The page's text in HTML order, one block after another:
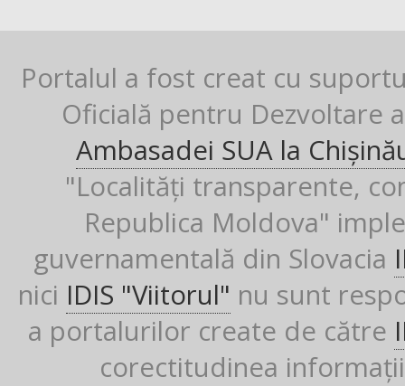
Portalul a fost creat cu
Oficială pentru Dezvoltare
Ambasadei SUA la
"Localități transparente,
Republica Moldova"
guvernamentală din Slovacia
nici IDIS "Viitorul" nu sunt
a portalurilor create de către
corectitudinea